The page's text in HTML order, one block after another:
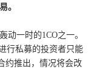
。
动一时的1CO之一。
行私募的投资者只能
约推出，情况将会改